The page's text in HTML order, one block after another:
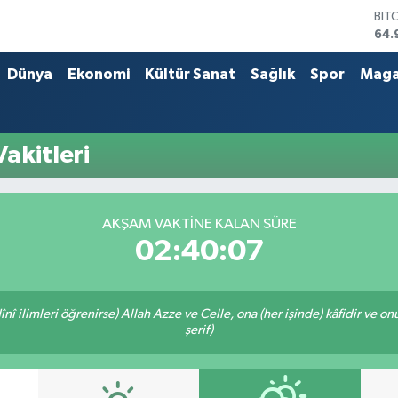
Dünya Ekonomi Kültür Sanat Sağlık Spor
AKŞAM VAKTINE KALAN SÜRE
02:40:07
ilimleri öğrenirse) Allah Azze ve Celle, ona (her işinde) kâfidir ve
şerif)